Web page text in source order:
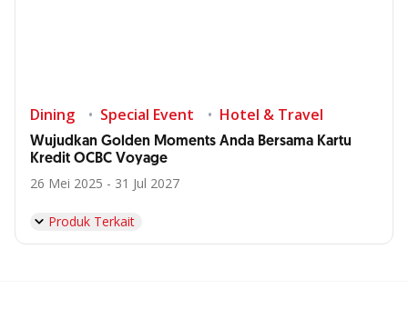
Dining Special Event Hotel & Travel
Wujudkan Golden Moments Anda Bersama Kartu
Kredit OCBC Voyage
26 Mei 2025 - 31 Jul 2027
Produk Terkait